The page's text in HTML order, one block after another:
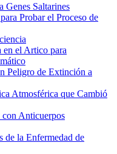
Genes Saltarines
Probar el Proceso de
el Artico para
Peligro de Extinción a
Atmosférica que Cambió
Anticuerpos
de la Enfermedad de